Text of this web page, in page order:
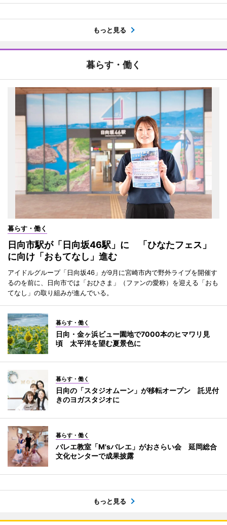
もっと見る
暮らす・働く
暮らす・働く
日向市駅が「日向坂46駅」に 「ひなたフェス」
に向け「おもてなし」進む
アイドルグループ「日向坂46」が9月に宮崎市内で野外ライブを開催す
るのを前に、日向市では「おひさま」（ファンの愛称）を迎える「おも
てなし」の取り組みが進んでいる。
暮らす・働く
日向・金ヶ浜ビュー園地で7000本のヒマワリ見
頃 太平洋を望む夏景色に
暮らす・働く
日向の「スタジオムーン」が移転オープン 託児付
きのヨガスタジオに
暮らす・働く
バレエ教室「M'sバレエ」がおさらい会 延岡総合
文化センターで成果披露
もっと見る